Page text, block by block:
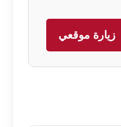
زيارة موقعي